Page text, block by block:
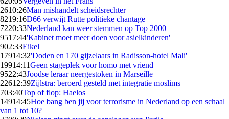
2610:26Man mishandelt scheidsrechter
8219:16D66 verwijt Rutte politieke chantage
7220:33Nederland kan weer stemmen op Top 2000
9517:44'Kabinet moet meer doen voor asielkinderen'
902:33Eikel
17914:32'Doden en 170 gijzelaars in Radisson-hotel Mali'
19914:11Geen stageplek voor homo met vriend
9522:43Joodse leraar neergestoken in Marseille
22612:39Zijlstra: beroerd gesteld met integratie moslims
703:40Top of flop: Haelos
14914:45Hoe bang ben jij voor terrorisme in Nederland op een schaal
van 1 tot 10?